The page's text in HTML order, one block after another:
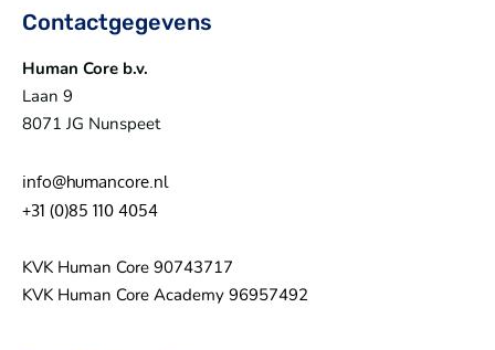
Contactgegevens
Human Core b.v.
Laan 9
8071 JG Nunspeet
info@humancore.nl
+31 (0)85 110 4054
KVK Human Core 90743717
KVK Human Core Academy 96957492